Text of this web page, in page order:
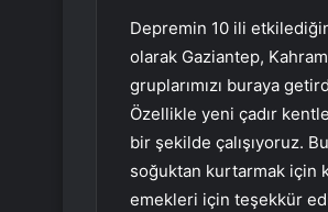
Depremin 10 ili
olarak Gaziantep,
gruplarımızı buraya
Özellikle yeni çadır
bir şekilde çalışıyoruz.
soğuktan kurtarmak için
emekleri için teşekkür